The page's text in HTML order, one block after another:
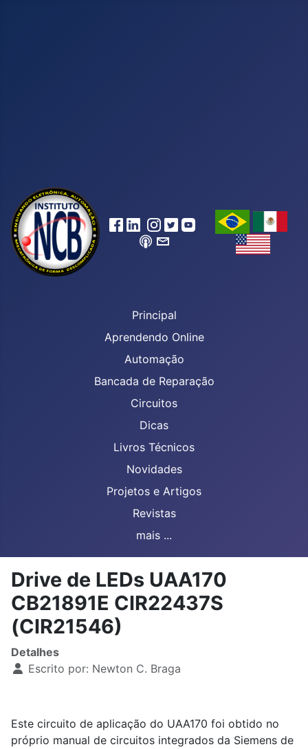
Principal
Aprendendo Online
Automação
Bancada de Reparação
Circuitos
Dicas
Livros Técnicos
Novidades
Projetos e Artigos
Revistas
mais ...
Drive de LEDs UAA170
CB21891E CIR22437S
(CIR21546)
Detalhes
Escrito por: Newton C. Braga
Este circuito de aplicação do UAA170 foi obtido no
próprio manual de circuitos integrados da Siemens de